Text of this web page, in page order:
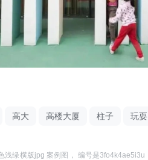
高大 高楼大厦 柱子 玩耍
浅绿横版jpg 案例图 ， 编号是3fo4k4ae5i3u